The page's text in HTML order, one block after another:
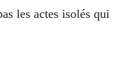
les actes isolés